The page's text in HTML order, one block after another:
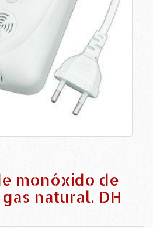
monóxido de
natural. DH